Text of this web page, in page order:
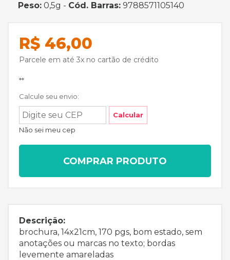
Peso: 0,5g - Cód. Barras: 9788571105140
R$ 46,00
Parcele em até 3x no cartão de crédito
**
Calcule seu envio:
Calcular
Não sei meu cep
COMPRAR PRODUTO
Descrição:
brochura, 14x21cm, 170 pgs, bom estado, sem
anotações ou marcas no texto; bordas
levemente amareladas